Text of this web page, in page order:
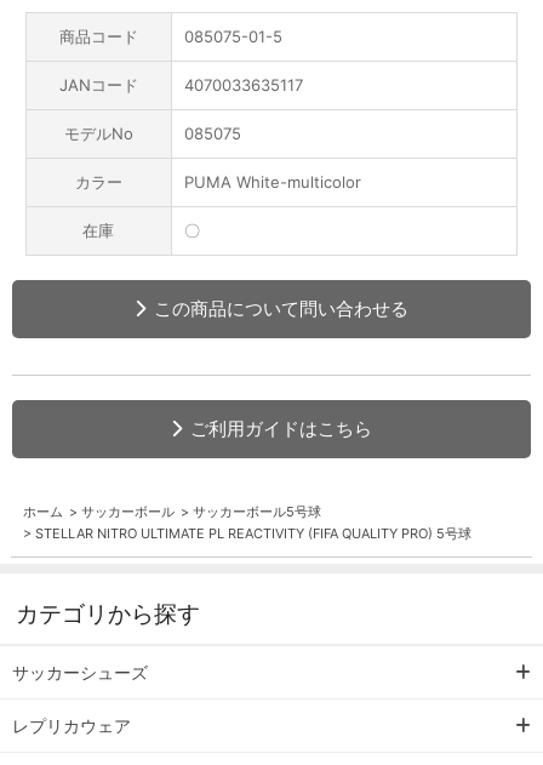
商品コード 085075-01-5
JANコード 4070033635117
モデルNo 085075
カラー PUMA White-multicolor
在庫 〇
この商品について問い合わせる
ご利用ガイドはこちら
ホーム > サッカーボール > サッカーボール5号球
> STELLAR NITRO ULTIMATE PL REACTIVITY (FIFA QUALITY PRO) 5号球
カテゴリから探す
サッカーシューズ
レプリカウェア